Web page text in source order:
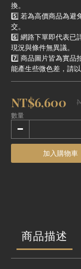
換。
5️⃣ 若為高價商品為避
交。
6️⃣ 網路下單即代表已
現況與條件無異議。
7️⃣ 商品圖片皆為實品
能產生些微色差，請以
NT$6,600
數量
加入購物車
商品描述